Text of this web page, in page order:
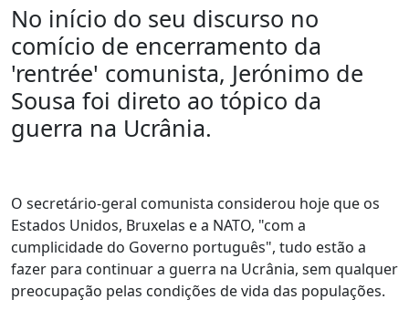
No início do seu discurso no
comício de encerramento da
'rentrée' comunista, Jerónimo de
Sousa foi direto ao tópico da
guerra na Ucrânia.
O secretário-geral comunista considerou hoje que os
Estados Unidos, Bruxelas e a NATO, "com a
cumplicidade do Governo português", tudo estão a
fazer para continuar a guerra na Ucrânia, sem qualquer
preocupação pelas condições de vida das populações.